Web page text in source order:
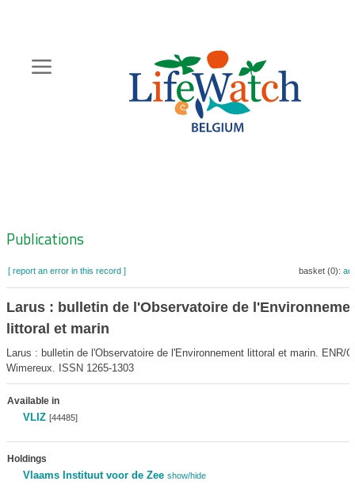
content
Zoeknavigatie
Publications
[ report an error in this record ] basket (0):
Larus : bulletin de l'Observatoire de
littoral et marin
Larus : bulletin de l'Observatoire de l'Environnement littoral et marin. ENR/
Wimereux. ISSN 1265-1303
Available in
VLIZ [44485]
Holdings
Vlaams Instituut voor de Zee show/hide